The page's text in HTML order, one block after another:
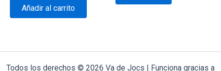
Añadir al carrito
Todos los derechos © 2026 Va de Jocs | Funciona gracias a